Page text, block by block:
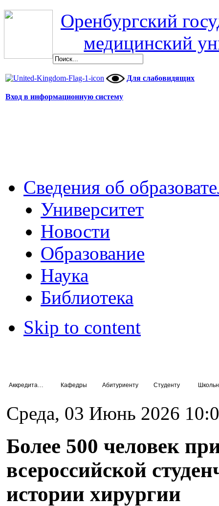
Оренбургский
медицинский
Для слабовидящих
Вход в информационную систему
Сведения об
Университет
Новости
Образование
Наука
Библиотека
Skip to content
Кафедры Абитуриенту Студенту
Среда, 03 Июнь 2026
Более 500 человек
всероссийской
истории хирургии